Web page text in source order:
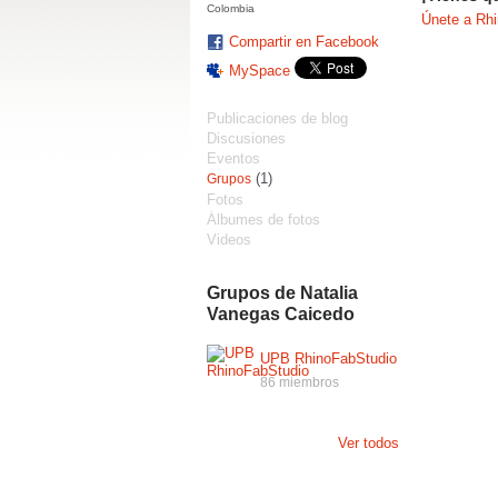
Colombia
Compartir en Facebook
MySpace
Publicaciones de blog
Discusiones
Eventos
Grupos (1)
Fotos
Álbumes de fotos
Videos
Grupos de Natalia
Vanegas Caicedo
UPB RhinoFabStudio
86 miembros
Ver todos
Únete a